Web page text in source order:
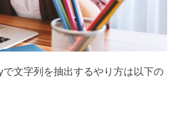
で文字列を抽出するやり方は以下の